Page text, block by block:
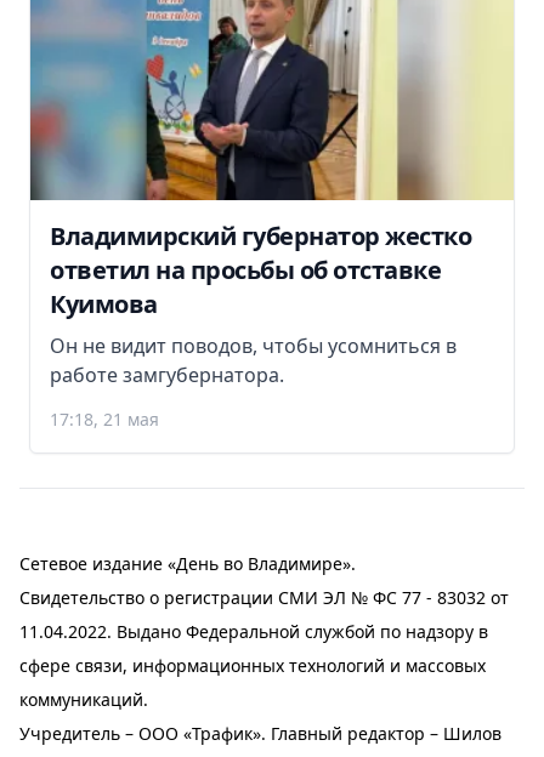
Владимирский губернатор жестко
ответил на просьбы об отставке
Куимова
Он не видит поводов, чтобы усомниться в
работе замгубернатора.
17:18, 21 мая
Сетевое издание «День во Владимире».
Свидетельство о регистрации СМИ ЭЛ № ФС 77 - 83032 от
11.04.2022. Выдано Федеральной службой по надзору в
сфере связи, информационных технологий и массовых
коммуникаций.
Учредитель – ООО «Трафик». Главный редактор – Шилов